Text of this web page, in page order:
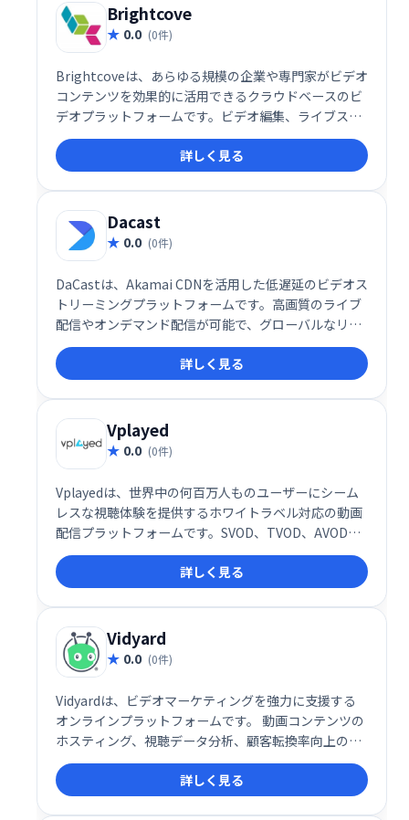
Brightcove
0.0 (0件)
Brightcoveは、あらゆる規模の企業や専門家がビデオ
コンテンツを効果的に活用できるクラウドベースのビ
デオプラットフォームです。ビデオ編集、ライブスト
リーミング、コンテンツ管理など、ビデオ制作・配信
に関わるあらゆる機能を提供します。
詳しく見る
Dacast
0.0 (0件)
DaCastは、Akamai CDNを活用した低遅延のビデオス
トリーミングプラットフォームです。高画質のライブ
配信やオンデマンド配信が可能で、グローバルなリー
チと信頼性の高い配信を提供します。
詳しく見る
Vplayed
0.0 (0件)
Vplayedは、世界中の何百万人ものユーザーにシーム
レスな視聴体験を提供するホワイトラベル対応の動画
配信プラットフォームです。SVOD、TVOD、AVOD、
PPVなど、様々なビジネスモデルに対応し、ブランド
やオーディエンスに最適な収益化戦略を実現できま
す。迅速なROI獲得と収益性向上をサポートします。
詳しく見る
Vidyard
0.0 (0件)
Vidyardは、ビデオマーケティングを強力に支援する
オンラインプラットフォームです。 動画コンテンツの
ホスティング、視聴データ分析、顧客転換率向上のた
めの機能を提供します。マーケティング業務の自動化
と効率化を実現し、ターゲット層への効果的なリーチ
を可能にします。 動画を活用した集客・顧客育成戦略
詳しく見る